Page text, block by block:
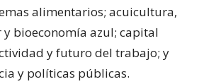
alimentarios; acuicultura,
y bioeconomía azul; capital
y futuro del trabajo; y
y políticas públicas.